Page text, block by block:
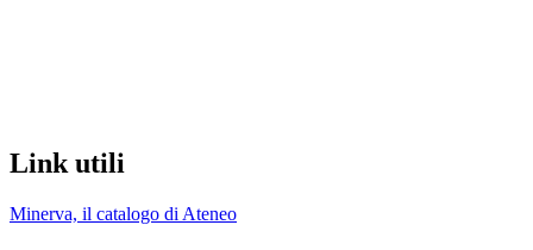
Link utili
Minerva, il catalogo di Ateneo